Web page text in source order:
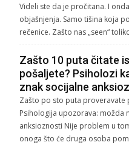
Videli ste da je pročitana. I
objašnjenja. Samo tišina koja
rečenice. Zašto nas „seen“
Zašto 10 puta čitate
pošaljete? Psiholozi
znak socijalne
Zašto po sto puta proveravate
Psihologija upozorava: možda
anksioznosti Nije problem u
onoga što će druga osoba